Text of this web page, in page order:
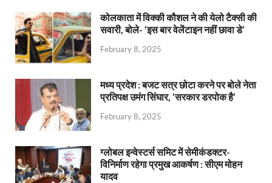
कोलकाता में विक्की कौशल ने की येलो टैक्सी की
सवारी, बोले- ‘इस बार वेलेंटाइन नहीं छावा डे’
February 8, 2025
मध्य प्रदेश : बजट सत्र छोटा करने पर बोले नेता
प्रतिपक्ष उमंग सिंघार, ‘सरकार डरपोक है’
February 8, 2025
ग्लोबल इन्वेस्टर्स समिट में सेमीकंडक्टर-
विनिर्माण रहेगा प्रमुख आकर्षण : सीएम मोहन
यादव